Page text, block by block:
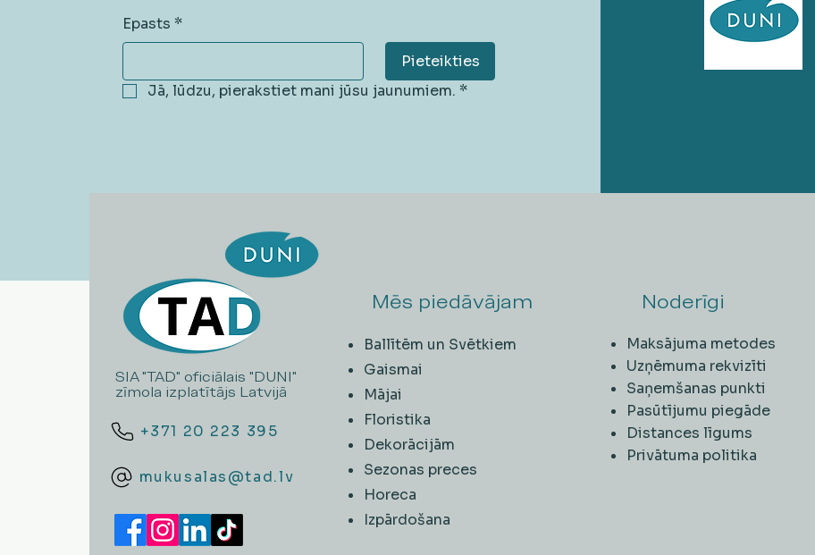
Epasts *
Pieteikties
Jā, lūdzu, pierakstiet mani jūsu jaunumiem. *
SIA "TAD" oficiālais "DUNI"
zīmola izplatītājs Latvijā
+371 20 223 395
mukusalas@tad.lv
Mēs piedāvājam
Ballītēm un Svētkiem
Gaismai
Mājai
Floristika
Dekorācijām
Sezonas preces
Horeca
​Izpārdošana
Noderīgi
Maksājuma metodes
Uzņēmuma rekvizīti
Saņemšanas punkti
Pasūtījumu piegāde
Distances līgums
Privātuma politika